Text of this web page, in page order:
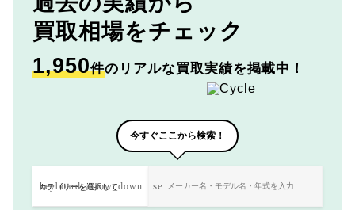
買取相場をチェック
1,950件のリアルな買取実績を掲載中！
今すぐここから検索！